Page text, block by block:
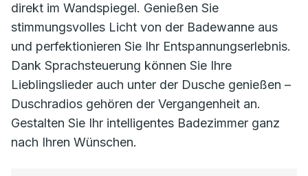
direkt im Wandspiegel. Genießen Sie
stimmungsvolles Licht von der Badewanne aus
und perfektionieren Sie Ihr Entspannungserlebnis.
Dank Sprachsteuerung können Sie Ihre
Lieblingslieder auch unter der Dusche genießen –
Duschradios gehören der Vergangenheit an.
Gestalten Sie Ihr intelligentes Badezimmer ganz
nach Ihren Wünschen.